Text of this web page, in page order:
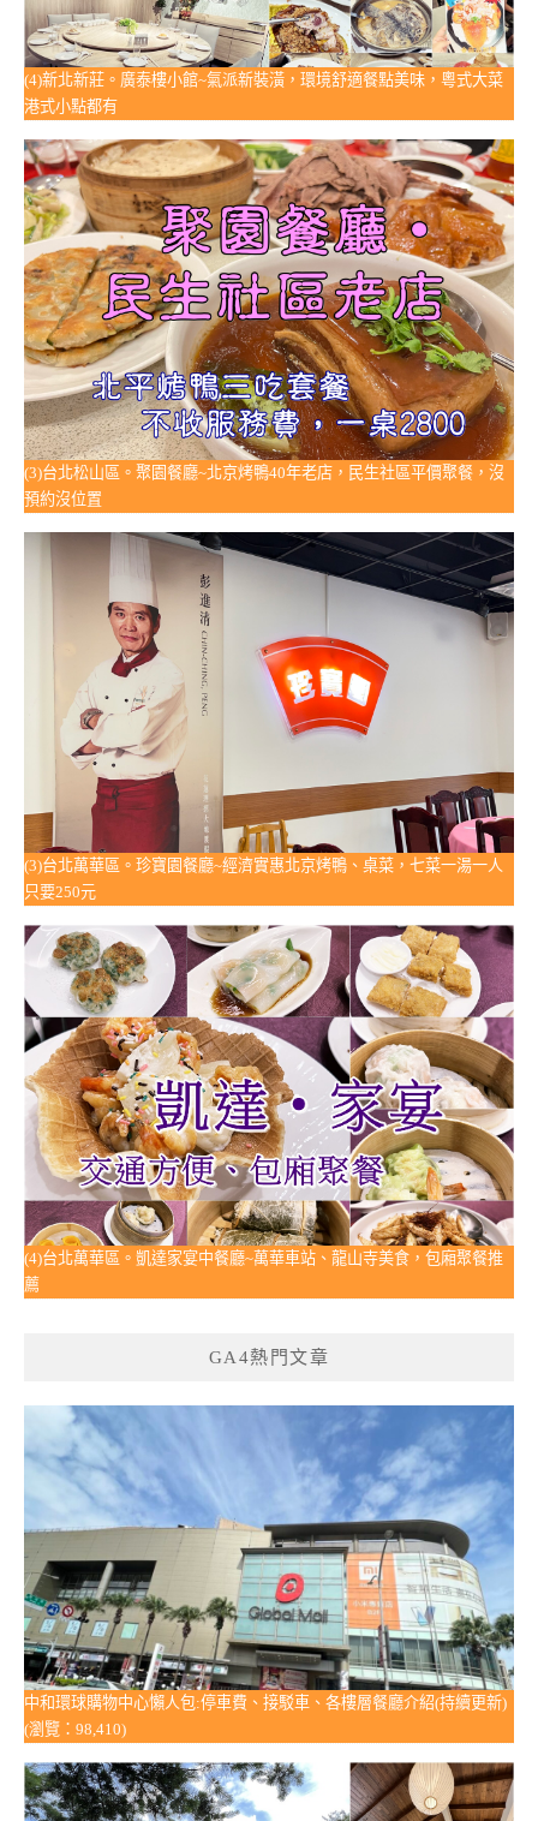
(4)新北新莊。廣泰樓小館~氣派新裝潢，環境舒適餐點美味，粵式大菜
港式小點都有
(3)台北松山區。聚園餐廳~北京烤鴨40年老店，民生社區平價聚餐，沒
預約沒位置
(3)台北萬華區。珍寶園餐廳~經濟實惠北京烤鴨、桌菜，七菜一湯一人
只要250元
(4)台北萬華區。凱達家宴中餐廳~萬華車站、龍山寺美食，包廂聚餐推
薦
GA4熱門文章
中和環球購物中心懶人包:停車費、接駁車、各樓層餐廳介紹(持續更新)
(瀏覽：98,410)